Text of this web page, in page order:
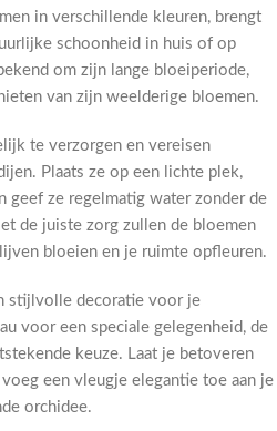
in verschillende kleuren, brengt
schoonheid in huis of op
om zijn lange bloeiperiode,
van zijn weelderige bloemen.
te verzorgen en vereisen
Plaats ze op een lichte plek,
geef ze regelmatig water zonder de
de juiste zorg zullen de bloemen
bloeien en je ruimte opfleuren.
stijlvolle decoratie voor je
voor een speciale gelegenheid, de
keuze. Laat je betoveren
een vleugje elegantie toe aan je
orchidee.